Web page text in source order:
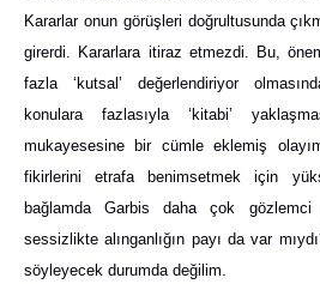
Kararlar onun görüşleri doğrultusunda
girerdi. Kararlara itiraz etmezdi. Bu,
fazla ‘kutsal’ değerlendiriyor
konulara fazlasıyla ‘kitabi’
mukayesesine bir cümle eklemiş
fikirlerini etrafa benimsetmek için
bağlamda Garbis daha çok gözlemci
sessizlikte alınganlığın payı da var
söyleyecek durumda değilim.